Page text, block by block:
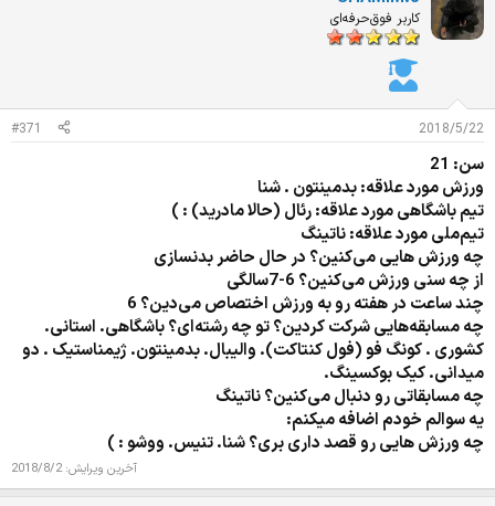
ا
ز
کاربر فوق‌حرفه‌ای
2018/5/22
#371
سن: 21
ورزش مورد علاقه: بدمینتون . شنا
تیم باشگاهی مورد علاقه: رئال (حالا مادرید) : )
تیم‌ملی مورد علاقه: ناتینگ
چه ورزش هایی می‌کنین؟ در حال حاضر بدنسازی
از چه سنی ورزش می‌کنین؟ 6-7سالگی
چند ساعت در هفته رو به ورزش اختصاص می‌دین؟ 6
چه مسابقه‌هایی شرکت کردین؟ تو چه رشته‌ای؟ باشگاهی. استانی.
کشوری . کونگ فو (فول کنتاکت). والیبال. بدمینتون. ژیمناستیک . دو
میدانی. کیک بوکسینگ.
چه مسابقاتی رو دنبال می‌کنین؟ ناتینگ
یه سوالم خودم اضافه میکنم:
چه ورزش هایی رو قصد داری بری؟ شنا. تنیس. ووشو : )
آخرین ویرایش:2018/8/2